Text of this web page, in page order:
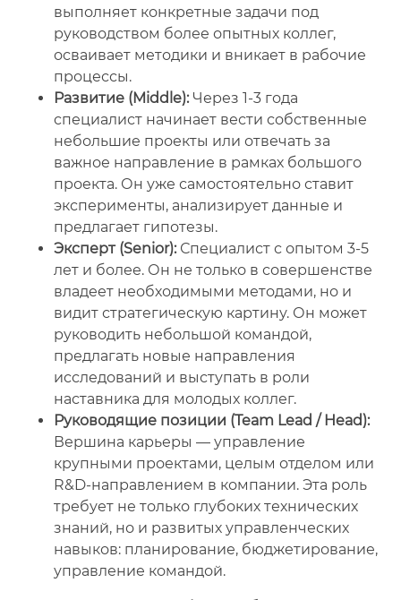
выполняет конкретные задачи под
руководством более опытных коллег,
осваивает методики и вникает в рабочие
процессы.
Развитие (Middle):Через 1-3 года
специалист начинает вести собственные
небольшие проекты или отвечать за
важное направление в рамках большого
проекта. Он уже самостоятельно ставит
эксперименты, анализирует данные и
предлагает гипотезы.
Эксперт (Senior):Специалист с опытом 3-5
лет и более. Он не только в совершенстве
владеет необходимыми методами, но и
видит стратегическую картину. Он может
руководить небольшой командой,
предлагать новые направления
исследований и выступать в роли
наставника для молодых коллег.
Руководящие позиции (Team Lead / Head):
Вершина карьеры — управление
крупными проектами, целым отделом или
R&D-направлением в компании. Эта роль
требует не только глубоких технических
знаний, но и развитых управленческих
навыков: планирование, бюджетирование,
управление командой.